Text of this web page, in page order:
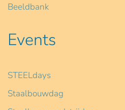
Beeldbank
Events
STEELdays
Staalbouwdag